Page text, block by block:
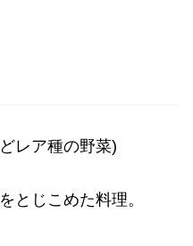
レア種の野菜)
とじこめた料理。